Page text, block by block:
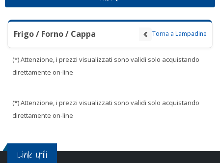
Frigo / Forno / Cappa Torna a Lampadine
(*) Attenzione, i prezzi visualizzati sono validi solo acquistando
direttamente on-line
(*) Attenzione, i prezzi visualizzati sono validi solo acquistando
direttamente on-line
Link Utili